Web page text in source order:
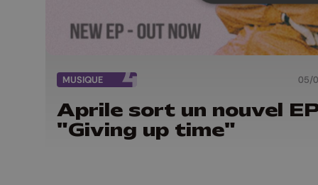
MUSIQUE 05/
Aprile sort un nouvel
"Giving up time"